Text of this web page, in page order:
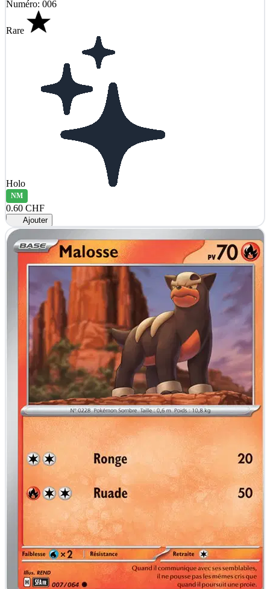
Numéro: 006
Rare
Holo
NM
0.60 CHF
Ajouter